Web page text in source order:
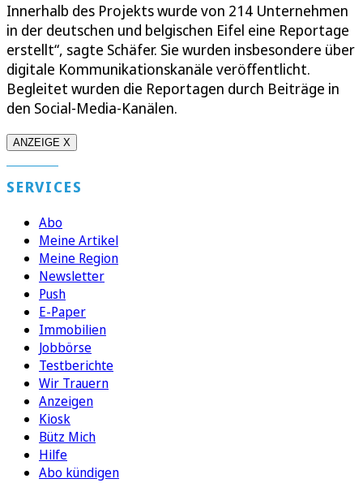
Innerhalb des Projekts wurde von 214 Unternehmen
in der deutschen und belgischen Eifel eine Reportage
erstellt“, sagte Schäfer. Sie wurden insbesondere über
digitale Kommunikationskanäle veröffentlicht.
Begleitet wurden die Reportagen durch Beiträge in
den Social-Media-Kanälen.
ANZEIGE X
SERVICES
Abo
Meine Artikel
Meine Region
Newsletter
Push
E-Paper
Immobilien
Jobbörse
Testberichte
Wir Trauern
Anzeigen
Kiosk
Bütz Mich
Hilfe
Abo kündigen